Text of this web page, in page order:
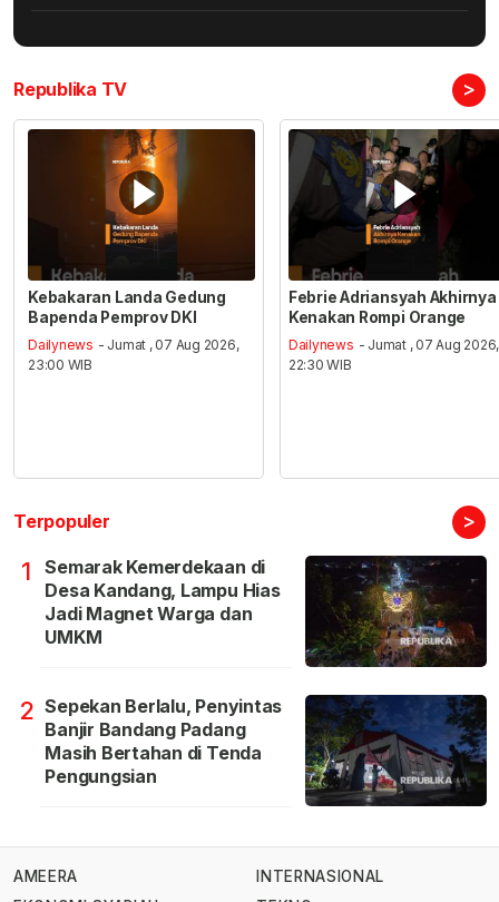
Republika TV >
Kebakaran Landa Gedung
Bapenda Pemprov DKI
Dailynews - Jumat , 07 Aug 2026,
23:00 WIB
Febrie Adriansyah Akhirnya
Kenakan Rompi Orange
Dailynews - Jumat , 07 Aug 2026,
22:30 WIB
Terpopuler >
1
Semarak Kemerdekaan di
Desa Kandang, Lampu Hias
Jadi Magnet Warga dan
UMKM
2 Sepekan Berlalu, Penyintas
Banjir Bandang Padang
Masih Bertahan di Tenda
Pengungsian
AMEERA
INTERNASIONAL